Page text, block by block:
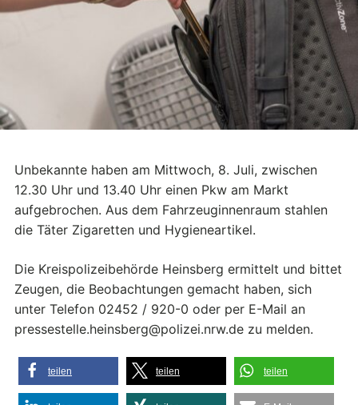
Unbekannte haben am Mittwoch, 8. Juli, zwischen
12.30 Uhr und 13.40 Uhr einen Pkw am Markt
aufgebrochen. Aus dem Fahrzeuginnenraum stahlen
die Täter Zigaretten und Hygieneartikel.
Die Kreispolizeibehörde Heinsberg ermittelt und bittet
Zeugen, die Beobachtungen gemacht haben, sich
unter Telefon 02452 / 920-0 oder per E-Mail an
pressestelle.heinsberg@polizei.nrw.de zu melden.
teilen teilen teilen